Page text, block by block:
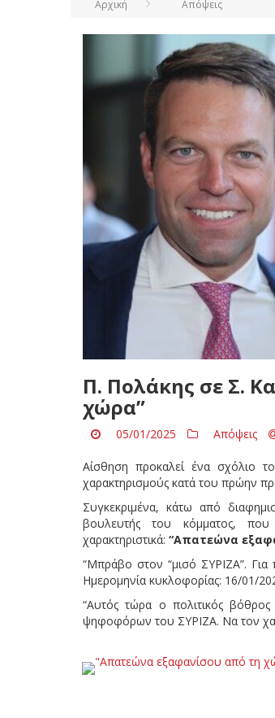
Αρχική Απόψεις
Π. Πολάκης σε Σ.
χώρα”
05/01/2025 Απόψεις
Αίσθηση προκαλεί ένα σχόλιο
χαρακτηρισμούς κατά του πρώην
Συγκεκριμένα, κάτω από
βουλευτής του κόμματος,
χαρακτηριστικά: “Απατεώνα
“Μπράβο στον “μισό ΣΥΡΙΖΑ”.
Ημερομηνία κυκλοφορίας: 16/01/
“Αυτός τώρα ο πολιτικός
ψηφοφόρων του ΣΥΡΙΖΑ. Να τον